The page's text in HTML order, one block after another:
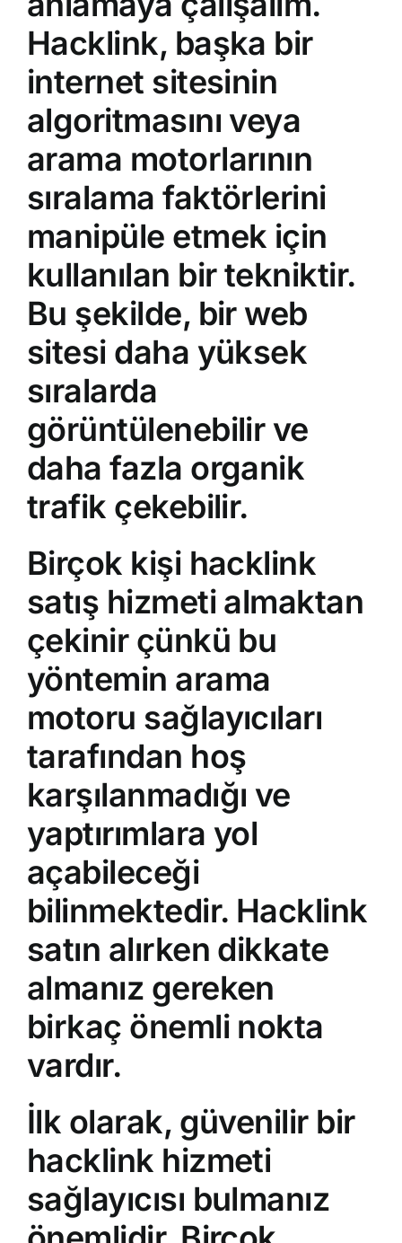
Hacklink, başka bir
internet sitesinin
algoritmasını veya
arama motorlarının
sıralama faktörlerini
manipüle etmek için
kullanılan bir tekniktir.
Bu şekilde, bir web
sitesi daha yüksek
sıralarda
görüntülenebilir ve
daha fazla organik
trafik çekebilir.
Birçok kişi hacklink
satış hizmeti almaktan
çekinir çünkü bu
yöntemin arama
motoru sağlayıcıları
tarafından hoş
karşılanmadığı ve
yaptırımlara yol
açabileceği
bilinmektedir. Hacklink
satın alırken dikkate
almanız gereken
birkaç önemli nokta
vardır.
İlk olarak, güvenilir bir
hacklink hizmeti
sağlayıcısı bulmanız